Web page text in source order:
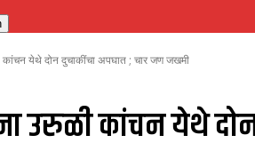
कांचन येथे दोन दुचाकींचा अपघात ; चार जण जखमी
उरुळी कांचन येथे